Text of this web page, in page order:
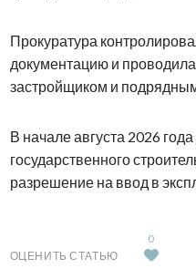
Прокуратура
документацию и
застройщиком и
В начале августа 2026
государственного
разрешение на ввод в
ОЦЕНИТЬ СТАТЬЮ
0